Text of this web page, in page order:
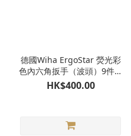
德國Wiha ErgoStar 熒光彩
色內六角扳手（波頭）9件套
WI43849
HK$400.00